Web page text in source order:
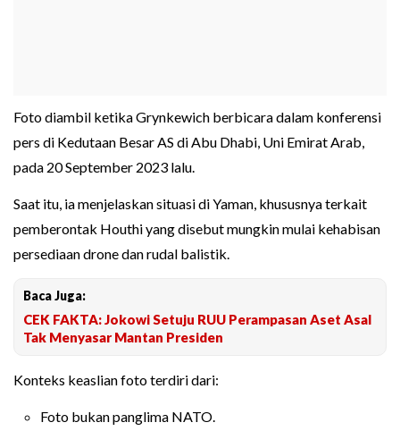
Foto diambil ketika Grynkewich berbicara dalam konferensi
pers di Kedutaan Besar AS di Abu Dhabi, Uni Emirat Arab,
pada 20 September 2023 lalu.
Saat itu, ia menjelaskan situasi di Yaman, khususnya terkait
pemberontak Houthi yang disebut mungkin mulai kehabisan
persediaan drone dan rudal balistik.
Baca Juga:
CEK FAKTA: Jokowi Setuju RUU Perampasan Aset Asal
Tak Menyasar Mantan Presiden
Konteks keaslian foto terdiri dari:
Foto bukan panglima NATO.